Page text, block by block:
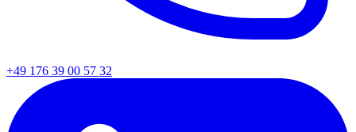
+49 176 39 00 57 32